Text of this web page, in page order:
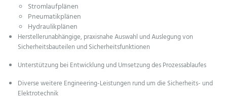
Stromlaufplänen
Pneumatikplänen
Hydraulikplänen
Herstellerunabhängige, praxisnahe Auswahl und Auslegung von
Sicherheitsbauteilen und Sicherheitsfunktionen
Unterstützung bei Entwicklung und Umsetzung des Prozessablaufes
Diverse weitere Engineering-Leistungen rund um die Sicherheits- und
Elektrotechnik